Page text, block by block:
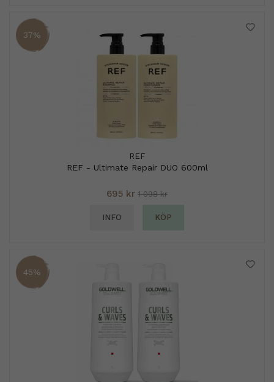
37%
REF
REF - Ultimate Repair DUO 600ml
695 kr 1 098 kr
INFO KÖP
45%